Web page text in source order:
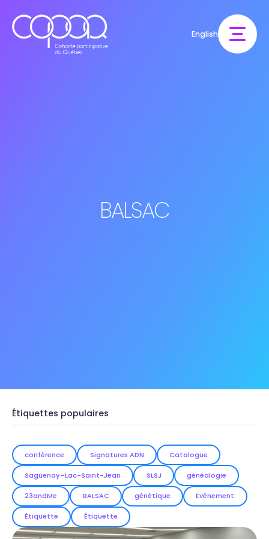
English
BALSAC
Étiquettes populaires
conférence Signatures ADN Catalogue
Saguenay–Lac-Saint-Jean SLSJ généalogie
23andMe BALSAC génétique Événement
Étiquette Étiquette